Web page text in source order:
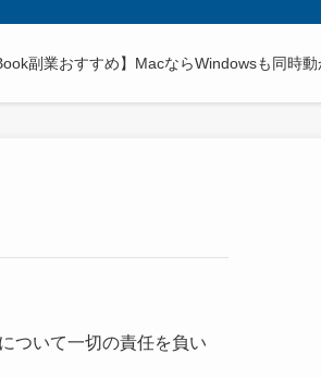
副業おすすめ】MacならWindowsも同時
ついて一切の責任を負い